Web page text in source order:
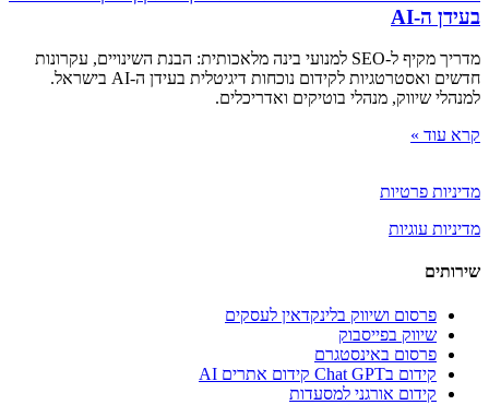
בעידן ה-AI
מדריך מקיף ל-SEO למנועי בינה מלאכותית: הבנת השינויים, עקרונות
חדשים ואסטרטגיות לקידום נוכחות דיגיטלית בעידן ה-AI בישראל.
למנהלי שיווק, מנהלי בוטיקים ואדריכלים.
קרא עוד »
מדיניות פרטיות
מדיניות עוגיות
שירותים
פרסום ושיווק בלינקדאין לעסקים
שיווק בפייסבוק
פרסום באינסטגרם
קידום בChat GPT קידום אתרים AI
קידום אורגני למסעדות